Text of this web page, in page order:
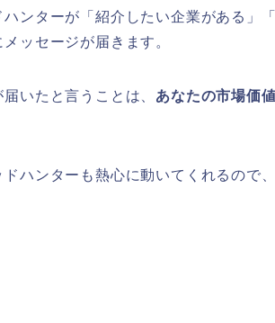
ンターが「紹介したい企業がある」
ッセージが届きます。
いたと言うことは、 あなたの市場価
ハンターも熱心に動いてくれるので